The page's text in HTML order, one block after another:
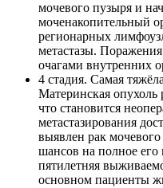
мочевого пузыря и
моченакопительный
регионарных
метастазы.
очагами внутренних
4 стадия. Самая
Материнская опухоль
что становится
метастазирования
выявлен рак
шансов на полное его
пятилетняя
основном пациенты